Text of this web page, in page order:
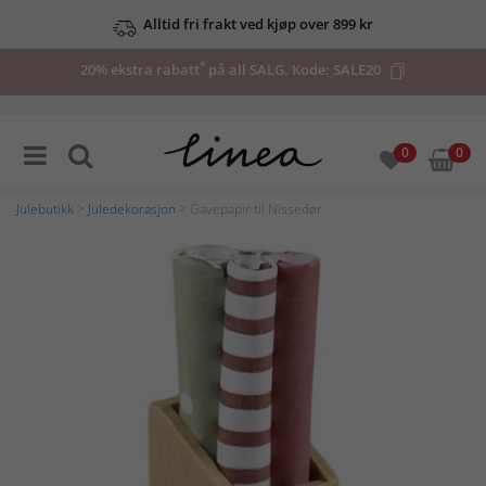
Alltid fri frakt ved kjøp over 899 kr
20% ekstra rabatt* på all SALG. Kode: SALE20
0 0
Julebutikk Juledekorasjon > Gavepapir til Nissedør